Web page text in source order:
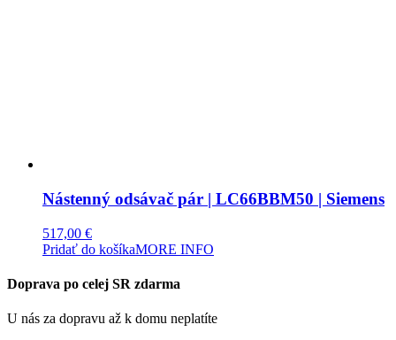
Nástenný odsávač pár | LC66BBM50 | Siemens
517,00 €
Pridať do košíkaMORE INFO
Doprava po celej SR zdarma
U nás za dopravu až k domu neplatíte